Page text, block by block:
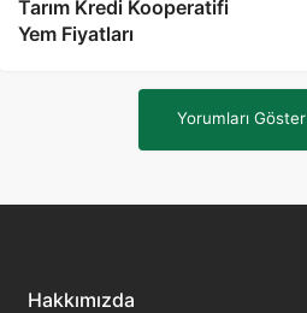
Tarım Kredi Kooperatifi
Yem Fiyatları
Yorumları
Hakkımızda